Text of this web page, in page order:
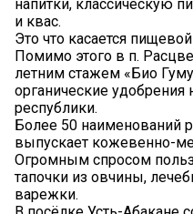
напитки, классическую
и квас.
Это что касается
Помимо этого в п.
летним стажем «Био
органические удобрения
республики.
Более 50 наименований
выпускает кожевенно-
Огромным спросом
тапочки из овчины,
варежки.